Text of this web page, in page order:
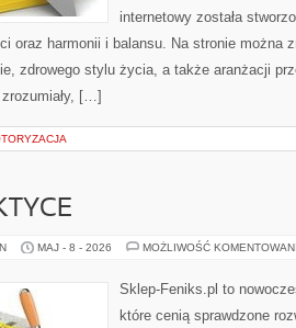
internetowy została
oraz harmonii i balansu. Na stronie można
zdrowego stylu życia, a także aranżacji
[…]
MAJ - 8 - 2026 MOŻLIWOŚĆ
Sklep-Feniks.pl to
które cenią sprawdzone